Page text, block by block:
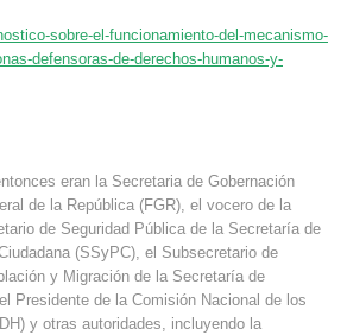
sobre-el-funcionamiento-del-mecanismo-
defensoras-de-derechos-humanos-y-
eran la Secretaria de Gobernación
de la República (FGR), el vocero de la
de Seguridad Pública de la Secretaría de
(SSyPC), el Subsecretario de
y Migración de la Secretaría de
Presidente de la Comisión Nacional de los
y otras autoridades, incluyendo la